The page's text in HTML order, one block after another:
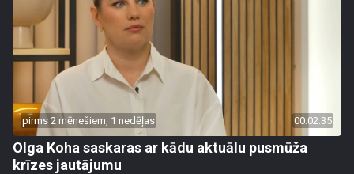
pirms 2 mēnešiem, 1 nedēļas 00:02:35
Olga Koha saskaras ar kādu aktuālu pusmūža
krīzes jautājumu